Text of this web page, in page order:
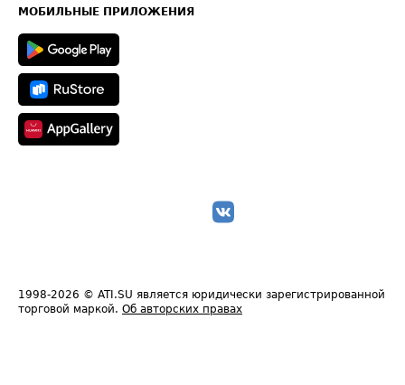
Техническая информация
МОБИЛЬНЫЕ ПРИЛОЖЕНИЯ
1998-2026 © ATI.SU является юридически зарегистрированной
торговой маркой. Об авторских правах